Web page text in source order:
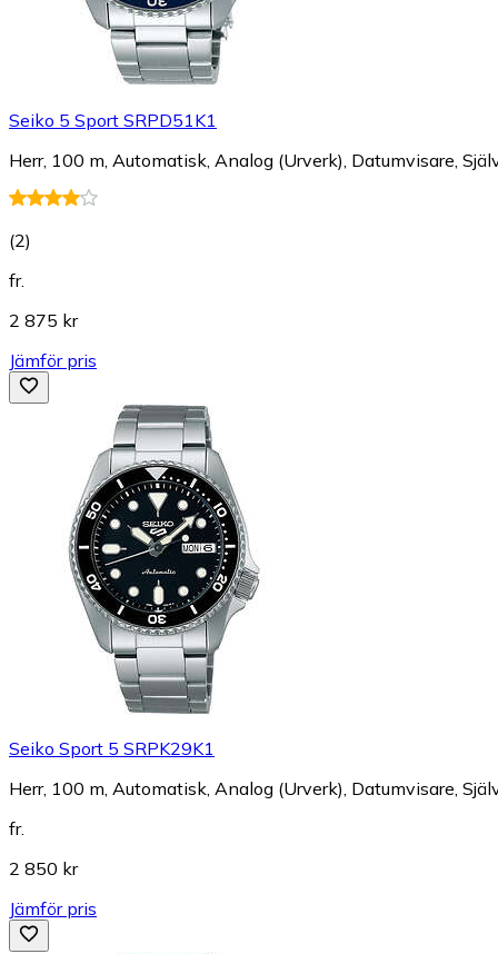
Seiko 5 Sport SRPD51K1
Herr, 100 m, Automatisk, Analog (Urverk), Datumvisare,
(2)
fr.
2 875 kr
Jämför pris
Seiko Sport 5 SRPK29K1
Herr, 100 m, Automatisk, Analog (Urverk), Datumvisare,
fr.
2 850 kr
Jämför pris